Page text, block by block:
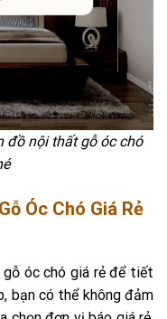
đồ nội thất gỗ óc chó
Óc Chó Giá Rẻ
óc chó giá rẻ để tiết
bạn có thể không đảm